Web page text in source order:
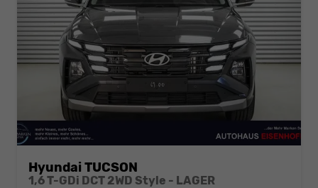
Hyundai TUCSON
1,6 T-GDi DCT 2WD Style - LAGER